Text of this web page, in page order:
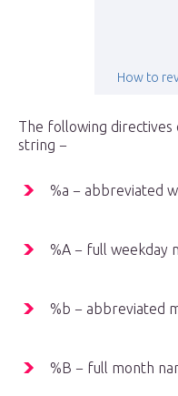
How to
The following
string −
%a − abbreviated
%A − full weekday
%b − abbreviated
%B − full month